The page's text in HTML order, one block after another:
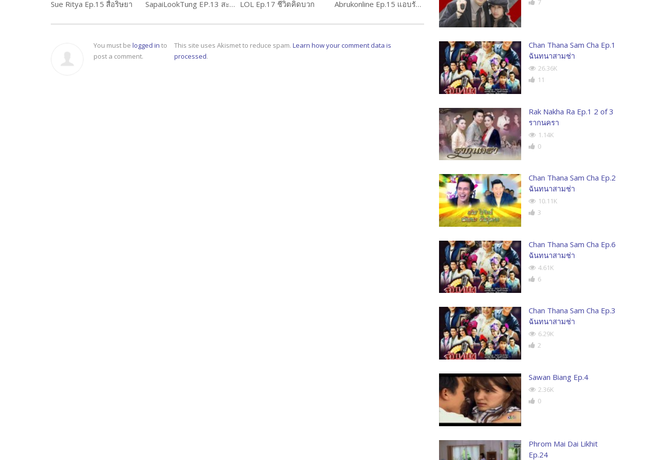
Sue Ritya Ep.15 สื่อริษยา SapaiLookTung EP.13 สะใภ้ลูกทุ่ง LOL Ep.17 ชีวิตคิดบวก Abrukonline Ep.15 แอบรักออนไลน์
You must be logged in to
post a comment.
This site uses Akismet to reduce spam. Learn how your comment data is
processed.
7
Chan Thana Sam Cha Ep.1
ฉันทนาสามช่า
26.36K
11
Rak Nakha Ra Ep.1 2 of 3
รากนครา
1.14K
0
Chan Thana Sam Cha Ep.2
ฉันทนาสามช่า
10.11K
3
Chan Thana Sam Cha Ep.6
ฉันทนาสามช่า
4.61K
6
Chan Thana Sam Cha Ep.3
ฉันทนาสามช่า
6.29K
2
Sawan Biang Ep.4
2.36K
0
Phrom Mai Dai Likhit
Ep.24